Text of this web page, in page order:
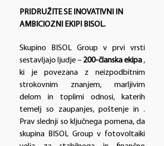
PRIDRUŽITE SE INOVATIVNI IN
AMBICIOZNI EKIPI BISOL.
Skupino BISOL Group v prvi vrsti
sestavljajo ljudje – 200-članska ekipa ,
ki je povezana z neizpodbitnim
strokovnim znanjem, marljivim
delom in toplimi odnosi, katerih
temelj so zaupanjes, poštenje in .
Prav slednji so ključnega pomena, da
skupina BISOL Group v fotovoltaiki